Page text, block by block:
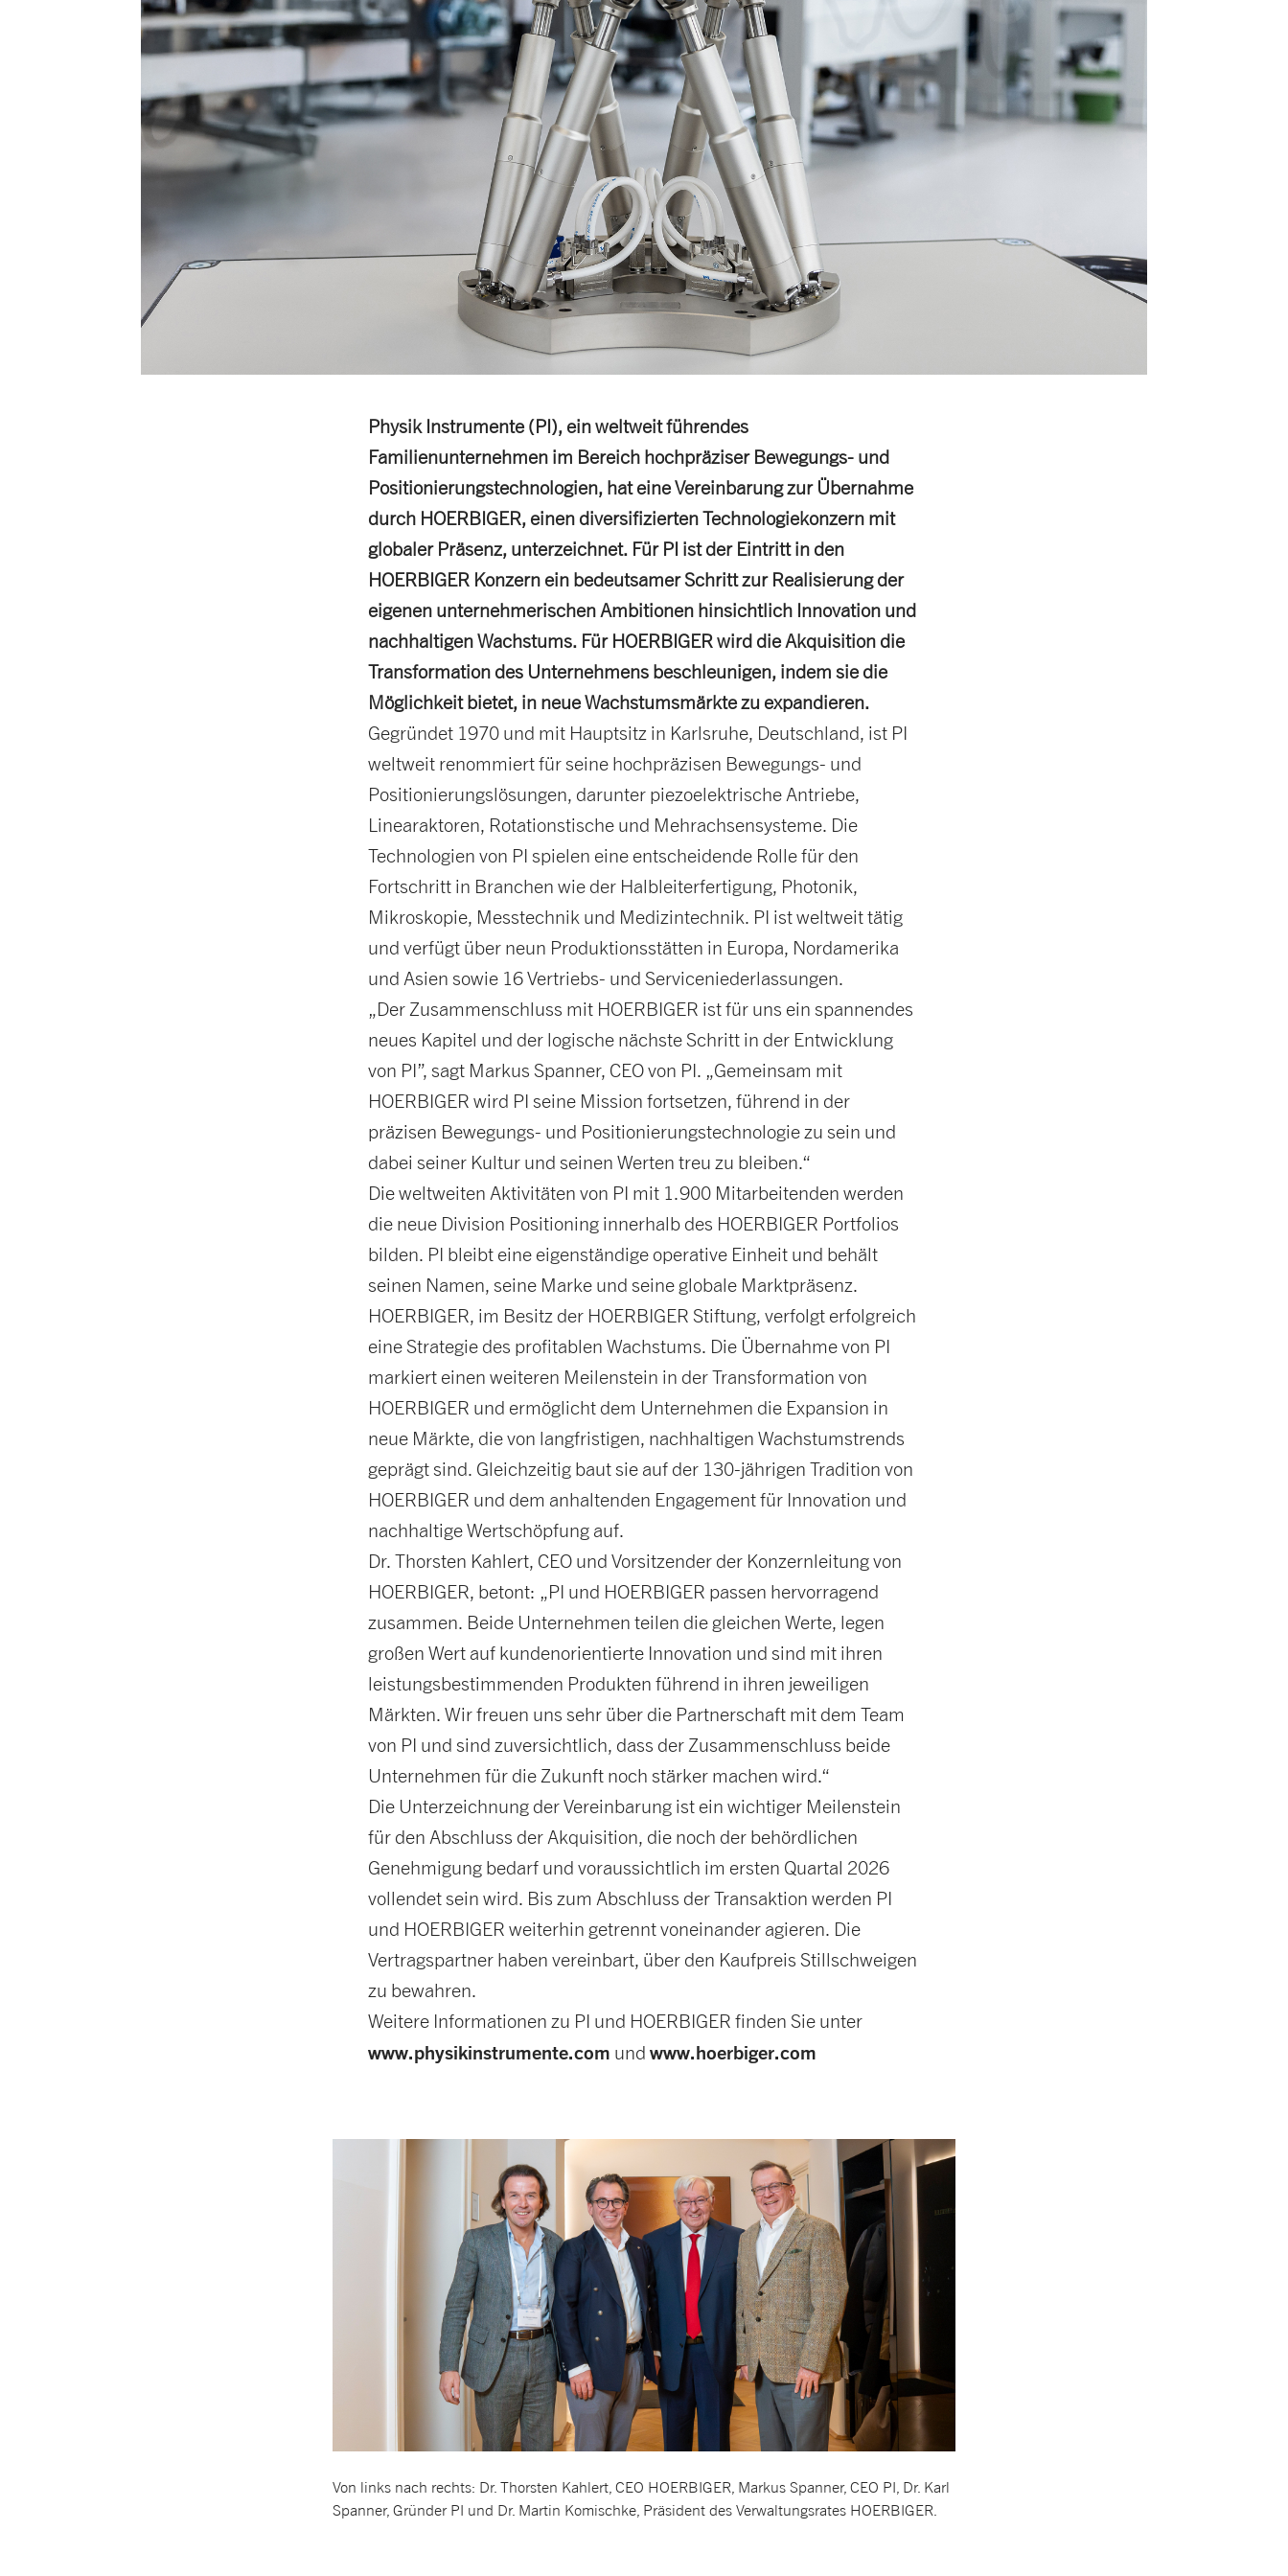
Physik Instrumente (PI), ein weltweit führendes
Familienunternehmen im Bereich hochpräziser Bewegungs- und
Positionierungstechnologien, hat eine Vereinbarung zur Übernahme
durch HOERBIGER, einen diversifizierten Technologiekonzern mit
globaler Präsenz, unterzeichnet. Für PI ist der Eintritt in den
HOERBIGER Konzern ein bedeutsamer Schritt zur Realisierung der
eigenen unternehmerischen Ambitionen hinsichtlich Innovation und
nachhaltigen Wachstums. Für HOERBIGER wird die Akquisition die
Transformation des Unternehmens beschleunigen, indem sie die
Möglichkeit bietet, in neue Wachstumsmärkte zu expandieren.
Gegründet 1970 und mit Hauptsitz in Karlsruhe, Deutschland, ist PI
weltweit renommiert für seine hochpräzisen Bewegungs- und
Positionierungslösungen, darunter piezoelektrische Antriebe,
Linearaktoren, Rotationstische und Mehrachsensysteme. Die
Technologien von PI spielen eine entscheidende Rolle für den
Fortschritt in Branchen wie der Halbleiterfertigung, Photonik,
Mikroskopie, Messtechnik und Medizintechnik. PI ist weltweit tätig
und verfügt über neun Produktionsstätten in Europa, Nordamerika
und Asien sowie 16 Vertriebs- und Serviceniederlassungen.
„Der Zusammenschluss mit HOERBIGER ist für uns ein spannendes
neues Kapitel und der logische nächste Schritt in der Entwicklung
von PI”, sagt Markus Spanner, CEO von PI. „Gemeinsam mit
HOERBIGER wird PI seine Mission fortsetzen, führend in der
präzisen Bewegungs- und Positionierungs­technologie zu sein und
dabei seiner Kultur und seinen Werten treu zu bleiben.“
Die weltweiten Aktivitäten von PI mit 1.900 Mitarbeitenden werden
die neue Division Positioning innerhalb des HOERBIGER Portfolios
bilden. PI bleibt eine eigenständige operative Einheit und behält
seinen Namen, seine Marke und seine globale Marktpräsenz.
HOERBIGER, im Besitz der HOERBIGER Stiftung, verfolgt erfolgreich
eine Strategie des profitablen Wachstums. Die Übernahme von PI
markiert einen weiteren Meilenstein in der Transformation von
HOERBIGER und ermöglicht dem Unternehmen die Expansion in
neue Märkte, die von langfristigen, nachhaltigen Wachstumstrends
geprägt sind. Gleichzeitig baut sie auf der 130-jährigen Tradition von
HOERBIGER und dem anhaltenden Engagement für Innovation und
nachhaltige Wertschöpfung auf.
Dr. Thorsten Kahlert, CEO und Vorsitzender der Konzernleitung von
HOERBIGER, betont: „PI und HOERBIGER passen hervorragend
zusammen. Beide Unternehmen teilen die gleichen Werte, legen
großen Wert auf kundenorientierte Innovation und sind mit ihren
leistungsbestimmenden Produkten führend in ihren jeweiligen
Märkten. Wir freuen uns sehr über die Partnerschaft mit dem Team
von PI und sind zuversichtlich, dass der Zusammenschluss beide
Unternehmen für die Zukunft noch stärker machen wird.“
Die Unterzeichnung der Vereinbarung ist ein wichtiger Meilenstein
für den Abschluss der Akquisition, die noch der behördlichen
Genehmigung bedarf und voraussichtlich im ersten Quartal 2026
vollendet sein wird. Bis zum Abschluss der Transaktion werden PI
und HOERBIGER weiterhin getrennt voneinander agieren. Die
Vertragspartner haben vereinbart, über den Kaufpreis Stillschweigen
zu bewahren.
Weitere Informationen zu PI und HOERBIGER finden Sie unter
www.physikinstrumente.com und www.hoerbiger.com
Von links nach rechts: Dr. Thorsten Kahlert, CEO HOERBIGER, Markus Spanner, CEO PI, Dr. Karl
Spanner, Gründer PI und Dr. Martin Komischke, Präsident des Verwaltungsrates HOERBIGER.